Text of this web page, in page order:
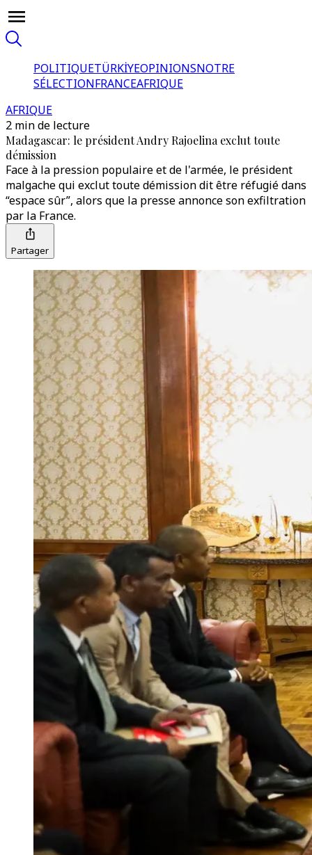
POLITIQUETÜRKİYEOPINIONSNOTRE
SÉLECTIONFRANCEAFRIQUE
AFRIQUE
2 min de lecture
Madagascar: le président Andry Rajoelina exclut toute
démission
Face à la pression populaire et de l'armée, le président
malgache qui exclut toute démission dit être réfugié dans
“espace sûr”, alors que la presse annonce son exfiltration
par la France.
Partager